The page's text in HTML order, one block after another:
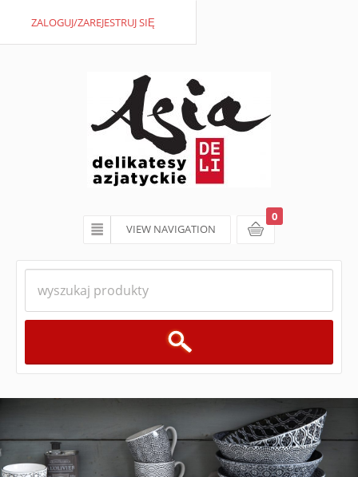
VIEW NAVIGATION
ZALOGUJ/ZAREJESTRUJ SIĘ
koszyk
0